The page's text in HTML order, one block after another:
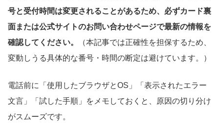
号と受付時間は変更されることがあるため、必ずカード裏
面または公式サイトのお問い合わせページで最新の情報を
確認してください。
（本記事では正確性を担保するため、
変動しうる具体的な番号・時間の断定は避けています。）
電話前に「使用したブラウザとOS」「表示されたエラー
文言」「試した手順」をメモしておくと、原因の切り分け
がスムーズです。